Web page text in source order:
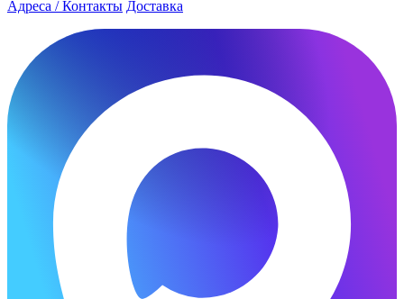
Адреса / Контакты Доставка